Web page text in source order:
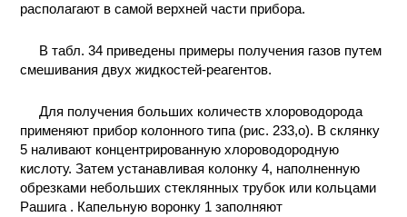
располагают в самой верхней части прибора.
В табл. 34 приведены примеры получения газов путем
смешивания двух жидкостей-реагентов.
Для получения больших количеств хлороводорода
применяют прибор колонного типа (рис. 233,о). В склянку
5 наливают концентрированную хлороводородную
кислоту. Затем устанавливая колонку 4, наполненную
обрезками небольших стеклянных трубок или кольцами
Рашига . Капельную воронку 1 заполняют